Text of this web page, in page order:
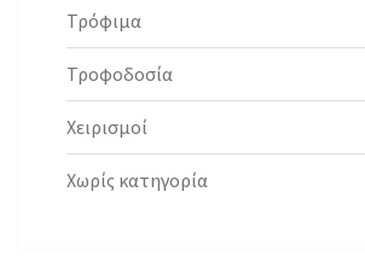
Τρόφιμα
Τροφοδοσία
Χειρισμοί
Χωρίς κατηγορία